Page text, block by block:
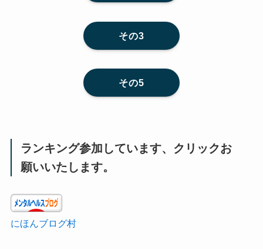
その3
その5
ランキング参加しています、クリックお
願いいたします。
にほんブログ村